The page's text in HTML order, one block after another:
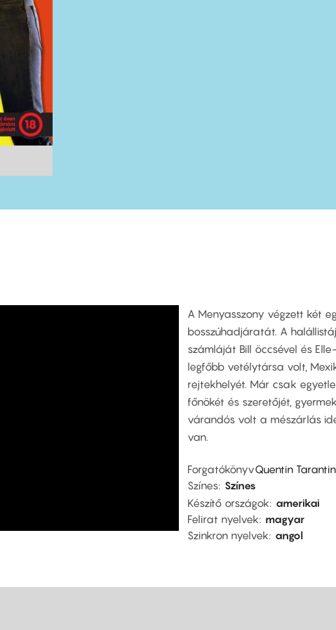
A Menyasszony végzett két
bosszúhadjáratát. A
számláját Bill öccsével és
legfőbb vetélytársa volt,
rejtekhelyét. Már csak
főnökét és szeretőjét,
várandós volt a mészárlás
van.
ForgatókönyvQuentin
Színes Színes
Készítő országok
amerikai
Felirat nyelvek
magyar
Szinkron nyelvek
angol